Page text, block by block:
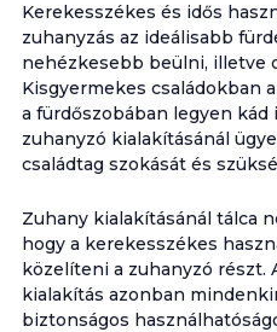
Kerekesszékes és idős
zuhanyzás az ideálisabb
nehézkesebb beülni, illetve
Kisgyermekes családokban
a fürdőszobában legyen kád
zuhanyzó kialakításánál
családtag szokását és
Zuhany kialakításánál tálca
hogy a kerekesszékes
közelíteni a zuhanyzó részt.
kialakítás azonban
biztonságos